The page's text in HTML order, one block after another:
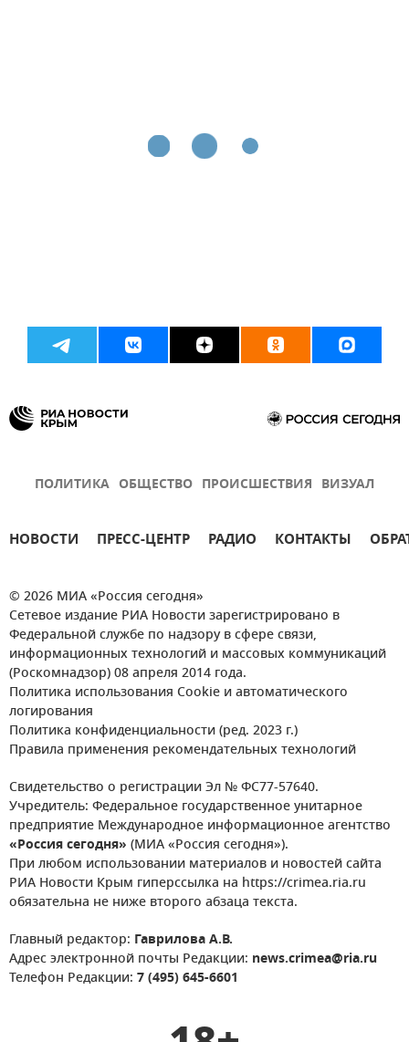
ПОЛИТИКА ОБЩЕСТВО ПРОИСШЕСТВИЯ ВИЗУАЛ
НОВОСТИ ПРЕСС-ЦЕНТР РАДИО КОНТАКТЫ
© 2026 МИА «Россия сегодня»
Сетевое издание РИА Новости зарегистрировано в
Федеральной службе по надзору в сфере связи,
информационных технологий и массовых коммуникаций
(Роскомнадзор) 08 апреля 2014 года.
Политика использования Cookie и автоматического
логирования
Политика конфиденциальности (ред. 2023 г.)
Правила применения рекомендательных технологий
Свидетельство о регистрации Эл № ФС77-57640.
Учредитель: Федеральное государственное унитарное
предприятие Международное информационное агентство
«Россия сегодня» (МИА «Россия сегодня»).
При любом использовании материалов и новостей сайта
РИА Новости Крым гиперссылка на https://crimea.ria.ru
обязательна не ниже второго абзаца текста.
Главный редактор: Гаврилова А.В.
Адрес электронной почты Редакции: news.crimea@ria.ru
Телефон Редакции: 7 (495) 645-6601